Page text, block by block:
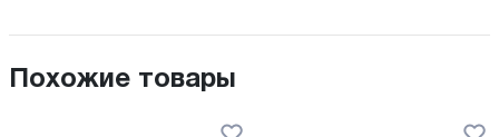
Похожие товары